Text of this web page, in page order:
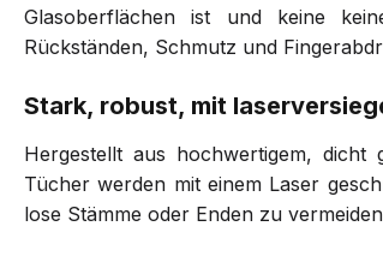
Glasoberflächen ist und keine
Rückständen, Schmutz und
Stark, robust, mit
Hergestellt aus hochwertigem, dicht
Tücher werden mit einem Laser
lose Stämme oder Enden zu